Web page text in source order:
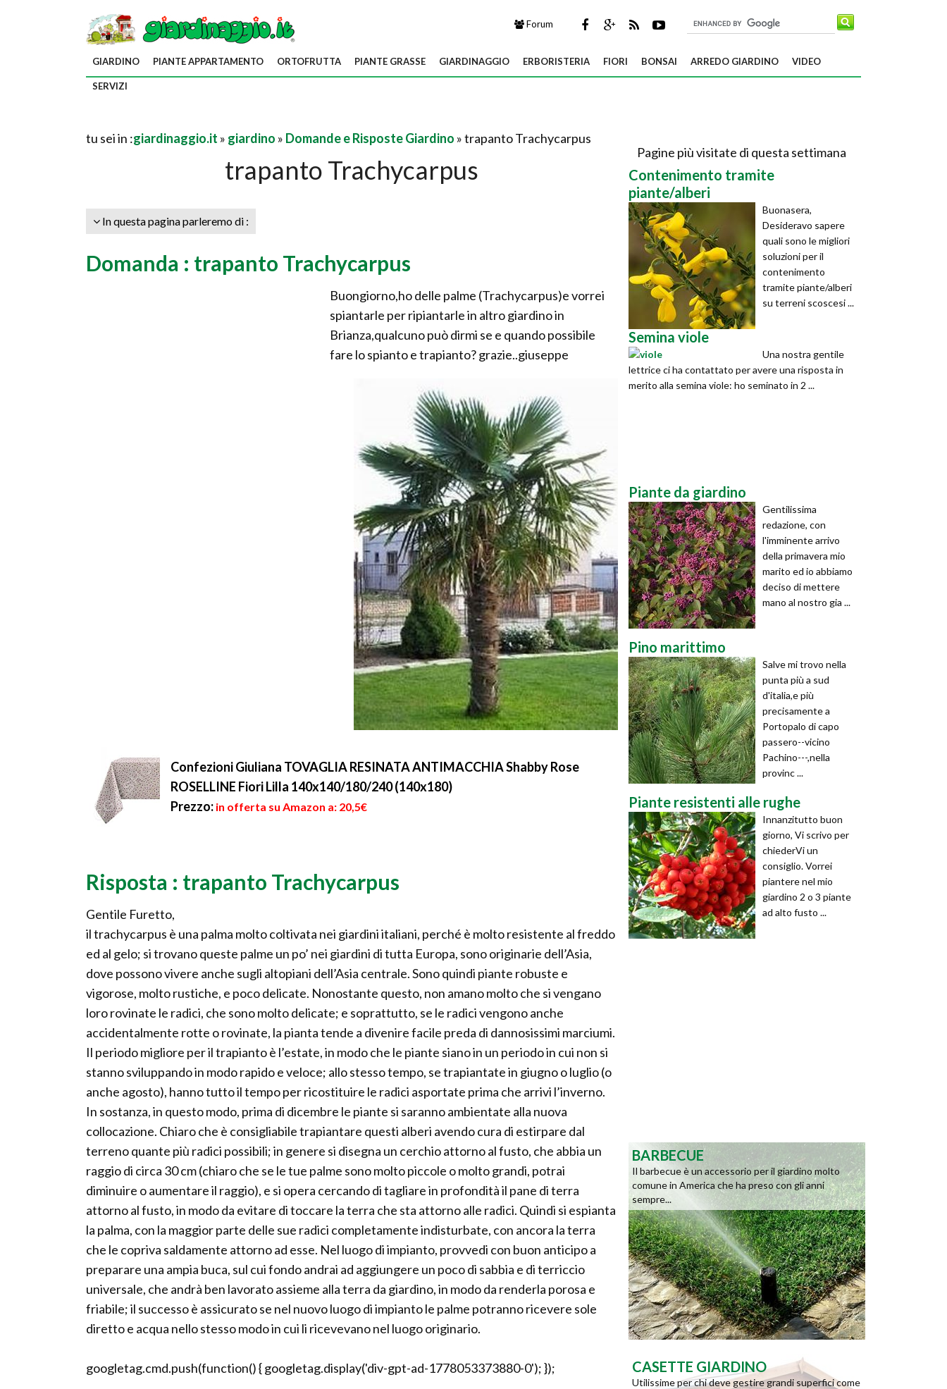
Forum
GIARDINO PIANTE APPARTAMENTO ORTOFRUTTA PIANTE GRASSE GIARDINAGGIO ERBORISTERIA FIORI BONSAI ARREDO GIARDINO VIDEO
SERVIZI
tu sei in :giardinaggio.it » giardino » Domande e Risposte Giardino » trapanto Trachycarpus
trapanto Trachycarpus
In questa pagina parleremo di :
Domanda : trapanto Trachycarpus
Buongiorno,ho delle palme (Trachycarpus)e vorrei
spiantarle per ripiantarle in altro giardino in
Brianza,qualcuno può dirmi se e quando possibile
fare lo spianto e trapianto? grazie..giuseppe
Confezioni Giuliana TOVAGLIA RESINATA ANTIMACCHIA Shabby Rose
ROSELLINE Fiori Lilla 140x140/180/240 (140x180)
Prezzo: in offerta su Amazon a: 20,5€
Risposta : trapanto Trachycarpus
Gentile Furetto,
il trachycarpus è una palma molto coltivata nei giardini italiani, perché è molto resistente al freddo
ed al gelo; si trovano queste palme un po’ nei giardini di tutta Europa, sono originarie dell’Asia,
dove possono vivere anche sugli altopiani dell’Asia centrale. Sono quindi piante robuste e
vigorose, molto rustiche, e poco delicate. Nonostante questo, non amano molto che si vengano
loro rovinate le radici, che sono molto delicate; e soprattutto, se le radici vengono anche
accidentalmente rotte o rovinate, la pianta tende a divenire facile preda di dannosissimi marciumi.
Il periodo migliore per il trapianto è l’estate, in modo che le piante siano in un periodo in cui non si
stanno sviluppando in modo rapido e veloce; allo stesso tempo, se trapiantate in giugno o luglio (o
anche agosto), hanno tutto il tempo per ricostituire le radici asportate prima che arrivi l’inverno.
In sostanza, in questo modo, prima di dicembre le piante si saranno ambientate alla nuova
collocazione. Chiaro che è consigliabile trapiantare questi alberi avendo cura di estirpare dal
terreno quante più radici possibili; in genere si disegna un cerchio attorno al fusto, che abbia un
raggio di circa 30 cm (chiaro che se le tue palme sono molto piccole o molto grandi, potrai
diminuire o aumentare il raggio), e si opera cercando di tagliare in profondità il pane di terra
attorno al fusto, in modo da evitare di toccare la terra che sta attorno alle radici. Quindi si espianta
la palma, con la maggior parte delle sue radici completamente indisturbate, con ancora la terra
che le copriva saldamente attorno ad esse. Nel luogo di impianto, provvedi con buon anticipo a
preparare una ampia buca, sul cui fondo andrai ad aggiungere un poco di sabbia e di terriccio
universale, che andrà ben lavorato assieme alla terra da giardino, in modo da renderla porosa e
friabile; il successo è assicurato se nel nuovo luogo di impianto le palme potranno ricevere sole
diretto e acqua nello stesso modo in cui li ricevevano nel luogo originario.
googletag.cmd.push(function() { googletag.display('div-gpt-ad-1778053373880-0'); });
Pagine più visitate di questa settimana
Contenimento tramite
piante/alberi
Buonasera,
Desideravo sapere
quali sono le migliori
soluzioni per il
contenimento
tramite piante/alberi
su terreni scoscesi ...
Semina viole
Una nostra gentile
lettrice ci ha contattato per avere una risposta in
merito alla semina viole: ho seminato in 2 ...
Piante da giardino
Gentilissima
redazione, con
l'imminente arrivo
della primavera mio
marito ed io abbiamo
deciso di mettere
mano al nostro gia ...
Pino marittimo
Salve mi trovo nella
punta più a sud
d'italia,e più
precisamente a
Portopalo di capo
passero--vicino
Pachino---,nella
provinc ...
Piante resistenti alle rughe
Innanzitutto buon
giorno, Vi scrivo per
chiederVi un
consiglio. Vorrei
piantere nel mio
giardino 2 o 3 piante
ad alto fusto ...
BARBECUE
Il barbecue è un accessorio per il giardino molto
comune in America che ha preso con gli anni
sempre...
CASETTE GIARDINO
Utilissime per chi deve gestire grandi superfici come